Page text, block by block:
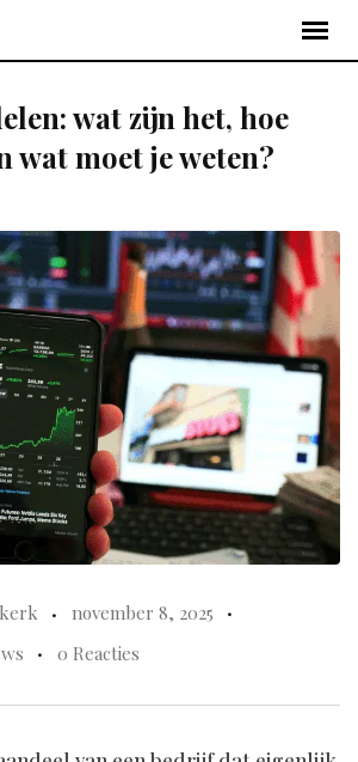
wat zijn het, hoe
wat moet je weten?
november 8, 2025
0 Reacties